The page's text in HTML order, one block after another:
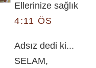
Ellerinize sağlık
4:11 ÖS
Adsız dedi ki...
SELAM,